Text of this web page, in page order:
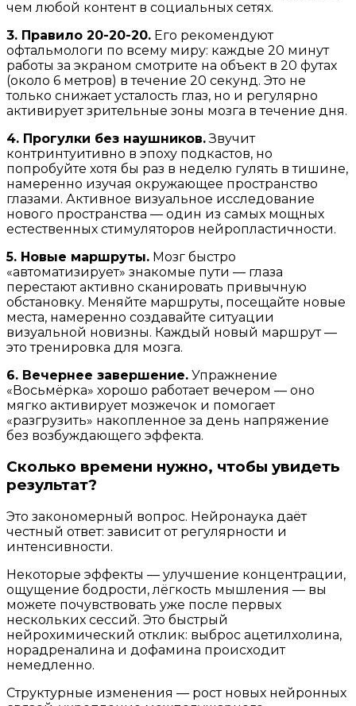
чем любой контент в социальных сетях.
3. Правило 20-20-20. Его рекомендуют
офтальмологи по всему миру: каждые 20 минут
работы за экраном смотрите на объект в 20 футах
(около 6 метров) в течение 20 секунд. Это не
только снижает усталость глаз, но и регулярно
активирует зрительные зоны мозга в течение дня.
4. Прогулки без наушников.Звучит
контринтуитивно в эпоху подкастов, но
попробуйте хотя бы раз в неделю гулять в тишине,
намеренно изучая окружающее пространство
глазами. Активное визуальное исследование
нового пространства — один из самых мощных
естественных стимуляторов нейропластичности.
5. Новые маршруты. Мозг быстро
«автоматизирует» знакомые пути — глаза
перестают активно сканировать привычную
обстановку. Меняйте маршруты, посещайте новые
места, намеренно создавайте ситуации
визуальной новизны. Каждый новый маршрут —
это тренировка для мозга.
6. Вечернее завершение. Упражнение
«Восьмёрка» хорошо работает вечером — оно
мягко активирует мозжечок и помогает
«разгрузить» накопленное за день напряжение
без возбуждающего эффекта.
Сколько времени нужно, чтобы увидеть
результат?
Это закономерный вопрос. Нейронаука даёт
честный ответ: зависит от регулярности и
интенсивности.
Некоторые эффекты — улучшение концентрации,
ощущение бодрости, лёгкость мышления — вы
можете почувствовать уже после первых
нескольких сессий. Это быстрый
нейрохимический отклик: выброс ацетилхолина,
норадреналина и дофамина происходит
немедленно.
Структурные изменения — рост новых нейронных